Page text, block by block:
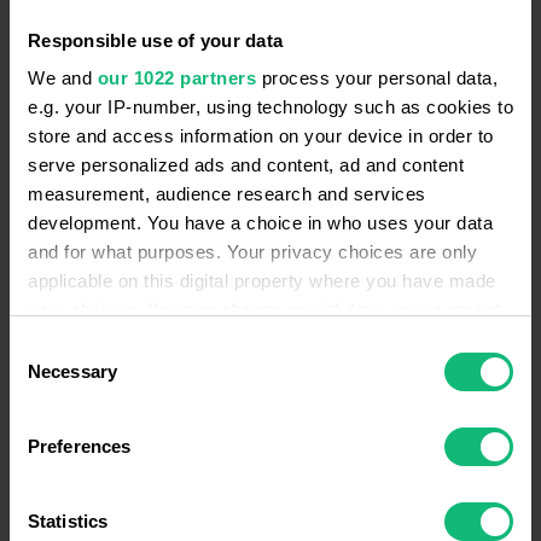
Responsible use of your data
We and our 1022 partners process your personal data,
e.g. your IP-number, using technology such as cookies to
store and access information on your device in order to
serve personalized ads and content, ad and content
measurement, audience research and services
development. You have a choice in who uses your data
and for what purposes. Your privacy choices are only
applicable on this digital property where you have made
the Privacy trigger icon.
Collect information about your geographical
meters
Selection
Necessary
Preferences
Statistics
достаточного…
ВОЗМОЖНОСТИ RINGOSTAT ПРОДАЖИ
Что такое аналитика продаж и
управленческий учет для